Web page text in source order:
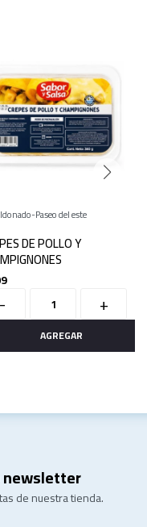
Paseo del este
DE POLLO Y
- +
newsletter
de nuestra tienda.